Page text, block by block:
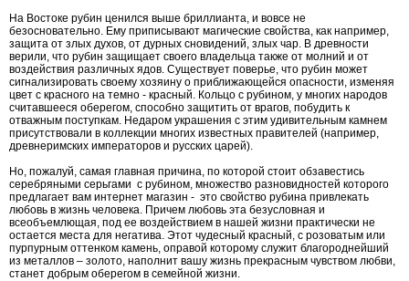
На Востоке рубин ценился выше бриллианта, и вовсе не
безосновательно. Ему приписывают магические свойства, как например,
защита от злых духов, от дурных сновидений, злых чар. В древности
верили, что рубин защищает своего владельца также от молний и от
воздействия различных ядов. Существует поверье, что рубин может
сигнализировать своему хозяину о приближающейся опасности, изменяя
цвет с красного на темно - красный. Кольцо с рубином, у многих народов
считавшееся оберегом, способно защитить от врагов, побудить к
отважным поступкам. Недаром украшения с этим удивительным камнем
присутствовали в коллекции многих известных правителей (например,
древнеримских императоров и русских царей).
Но, пожалуй, самая главная причина, по которой стоит обзавестись
серебряными серьгами с рубином, множество разновидностей которого
предлагает вам интернет магазин - это свойство рубина привлекать
любовь в жизнь человека. Причем любовь эта безусловная и
всеобъемлющая, под ее воздействием в нашей жизни практически не
остается места для негатива. Этот чудесный красный, с розоватым или
пурпурным оттенком камень, оправой которому служит благороднейший
из металлов – золото, наполнит вашу жизнь прекрасным чувством любви,
станет добрым оберегом в семейной жизни.